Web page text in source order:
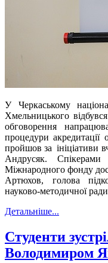
У Черкаському
Хмельницького
обговорення
процедури акредитації
пройшов за ініціативи
Андрусяк.
Міжнародного фонду
Артюхов, голова
науково-методичної
Детальніше...
Студенти
Володимиром